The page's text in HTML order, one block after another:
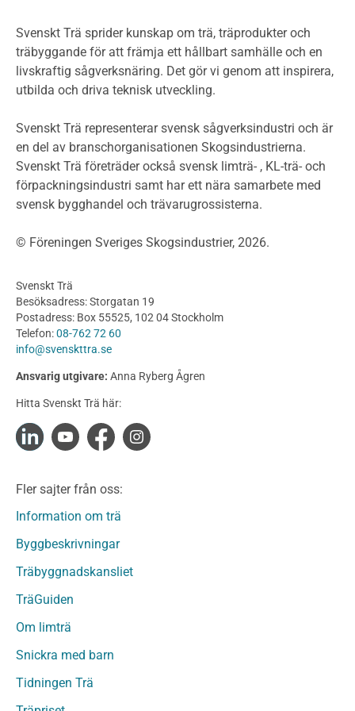
Miljödeklarationer och märkning
Termer och förkortningar
Planering
Klimatkalkylator hallar
Projektering av trähus - generellt
Byggsystem
Fasadsystem i skivmaterial
Bullerskärmar och andra utomhuskonstruktioner
Byggnation och utförande
Utförande
Produkter
Konstruktionsvirke
Konstruktionsvirke Behandlat
Konstruktionsvirke Fingerskarvat
Konstruktionsvirke Fingerskarvat Obehandlat
Limträ
Fanerträ
Fanerträ Obehandlat
Träpanel och Utvändig beklädnad Behandlat
Träpanel och utvändig beklädnad Obehandlat
Trägolv
Sågat virke
Sågat virke Behandlat
Svenskt Trä sprider kunskap om trä, träprodukter och
träbyggande för att främja ett hållbart samhälle och en
livskraftig sågverksnäring. Det gör vi genom att inspirera,
utbilda och driva teknisk utveckling.
Svenskt Trä representerar svensk sågverksindustri och är
en del av branschorganisationen Skogsindustrierna.
Svenskt Trä företräder också svensk limträ- , KL-trä- och
förpackningsindustri samt har ett nära samarbete med
svensk bygghandel och trävarugrossisterna.
© Föreningen Sveriges Skogsindustrier, 2026.
Svenskt Trä
Besöksadress: Storgatan 19
Postadress: Box 55525, 102 04 Stockholm
Telefon:08-762 72 60
info@svenskttra.se
Ansvarig utgivare: Anna Ryberg Ågren
Hitta Svenskt Trä här:
Fler sajter från oss:
Information om trä
Byggbeskrivningar
Träbyggnadskansliet
TräGuiden
Om limträ
Snickra med barn
Tidningen Trä